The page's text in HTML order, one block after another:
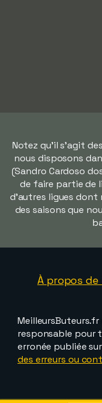
Notez qu'il s'agit
nous disposons
(Sandro Cardoso
de faire partie de
d'autres ligues dont
des saisons que
À propos de
responsable pour
erronée publiée
des erreurs ou